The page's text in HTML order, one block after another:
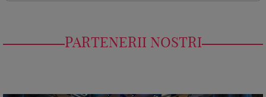
PARTENERII NOSTRI